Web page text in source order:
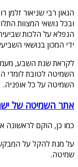
הגאון רבי שניאור
ובכל נושאי המצוות
הנפלא על הלכות
ידי המכון בנושאי
לקראת שנת השבע,
השמיטה לטובת לומדי
השמיטה על כל אופניה.
אתר השמיטה של
כמו כן, הוקם לראשונה
על מנת להקל על
שמיטה.